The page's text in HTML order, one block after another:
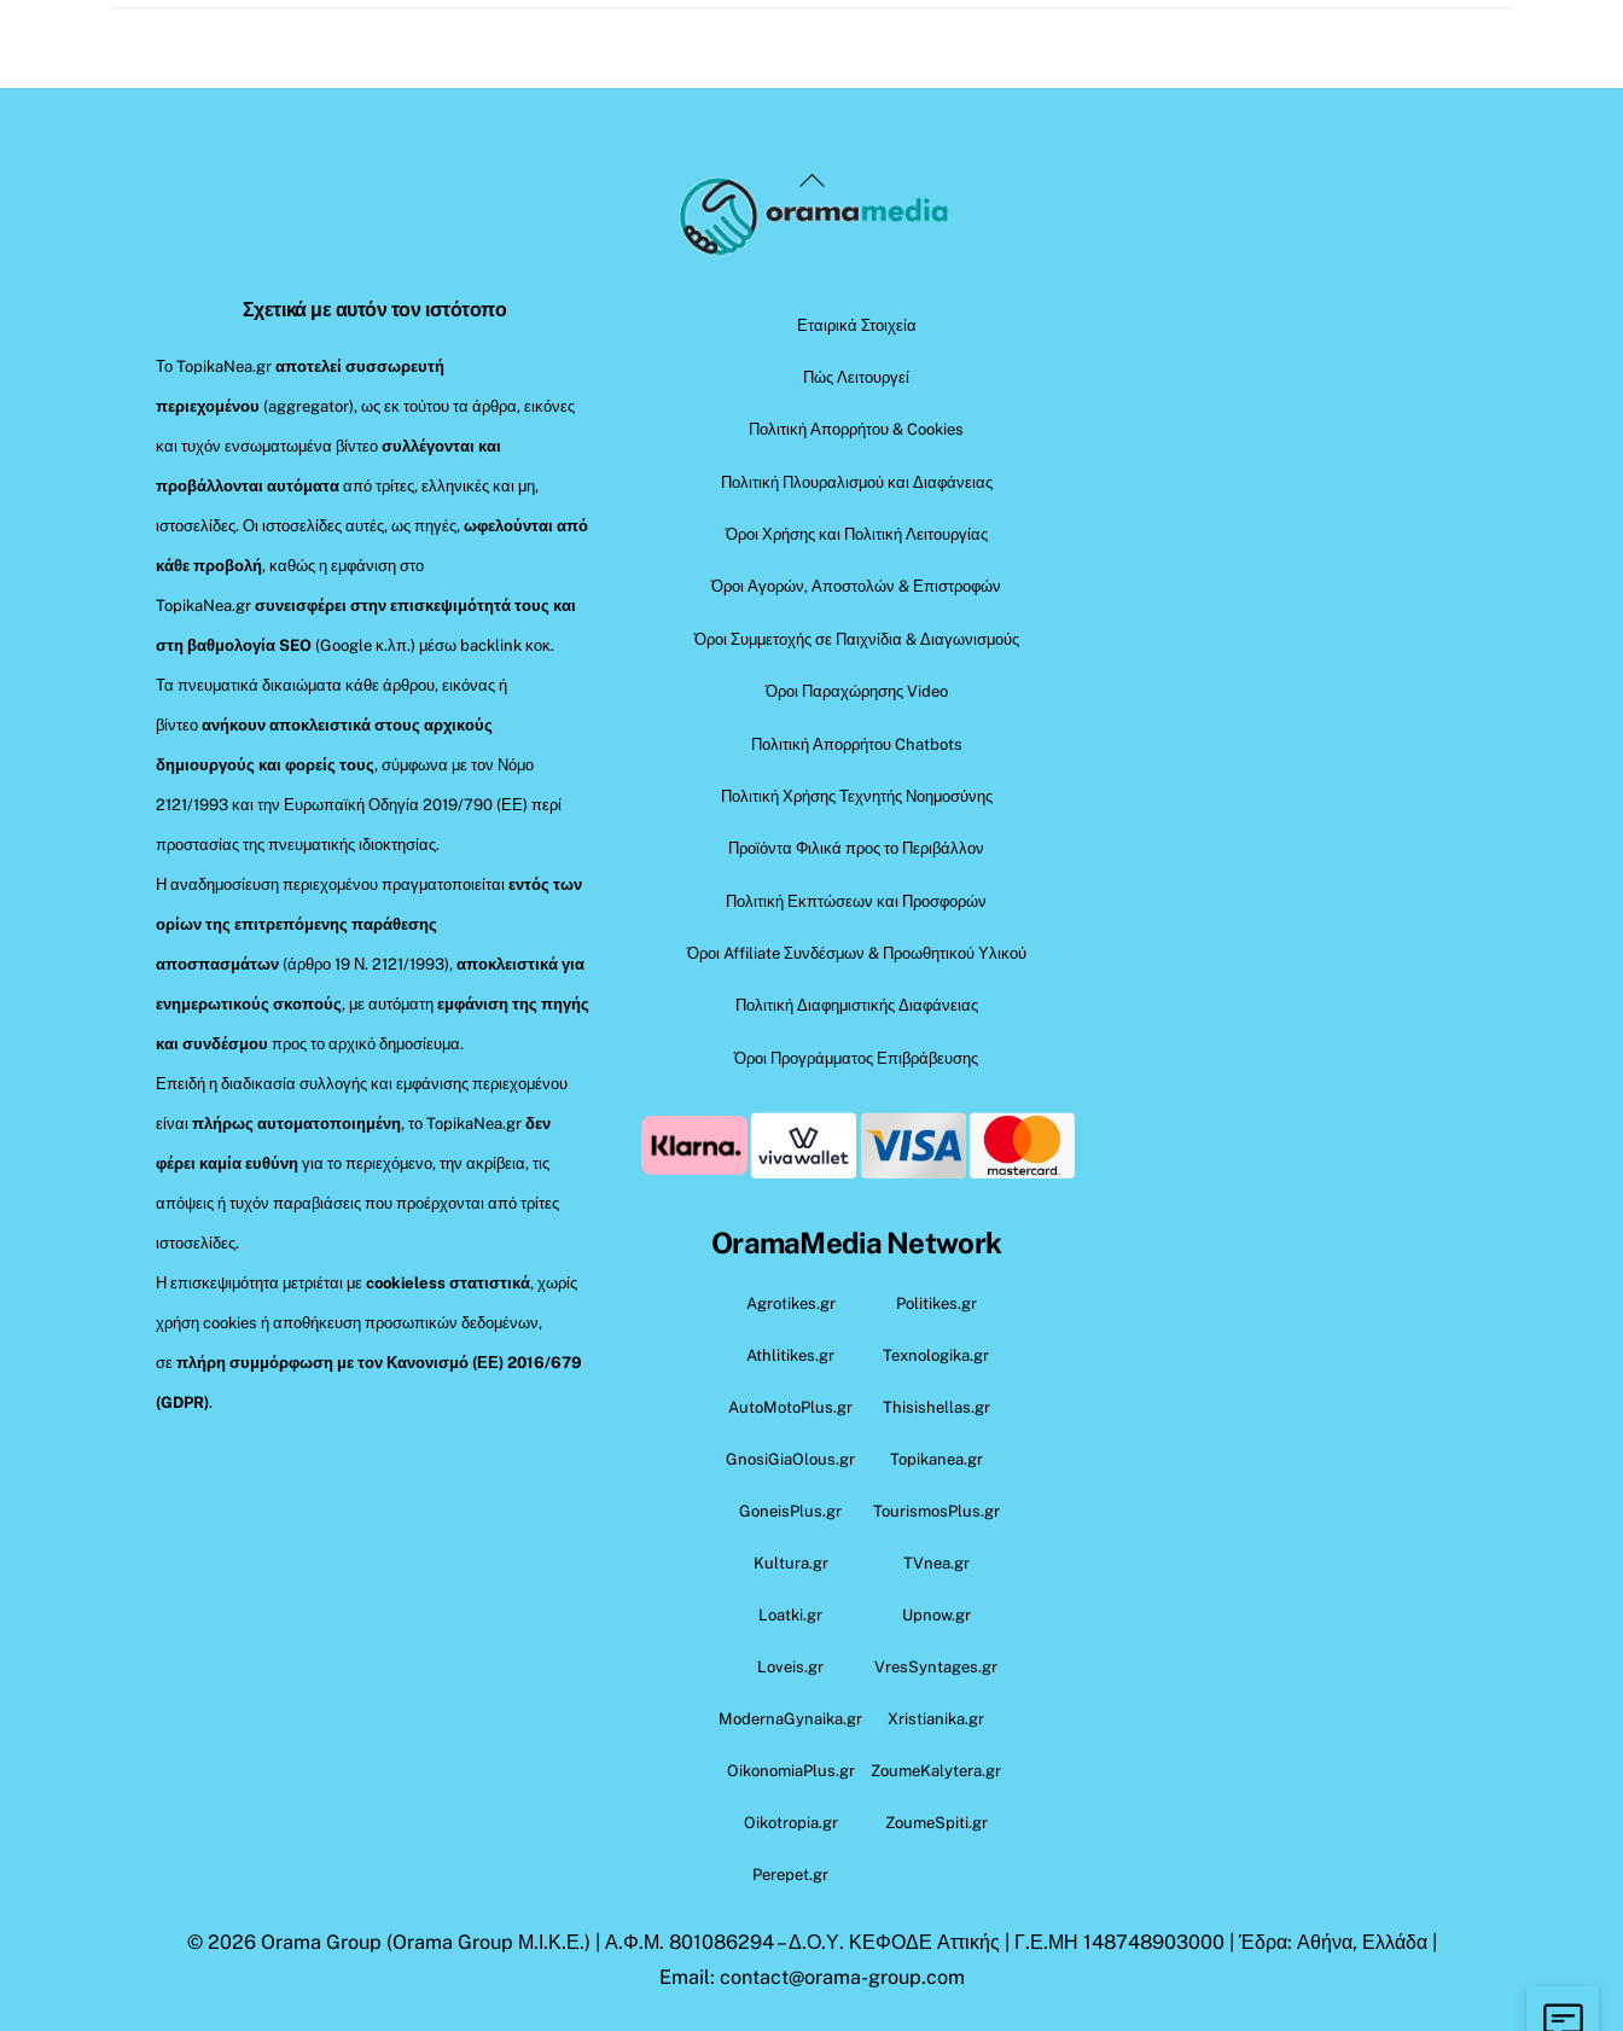
Back
To
Σχετικά με αυτόν τον ιστότοπο
Το TopikaNea.grαποτελεί συσσωρευτή
περιεχομένου (aggregator), ως εκ τούτου τα άρθρα, εικόνες
και τυχόν ενσωματωμένα βίντεοσυλλέγονται και
προβάλλονται αυτόματααπό τρίτες, ελληνικές και μη,
ιστοσελίδες. Οι ιστοσελίδες αυτές, ως πηγές,ωφελούνται από
κάθε προβολή, καθώς η εμφάνιση στο
TopikaNea.gr συνεισφέρει στην επισκεψιμότητά τους και
στη βαθμολογία SEO (Google κ.λπ.) μέσω backlink κοκ.
Τα πνευματικά δικαιώματα κάθε άρθρου, εικόνας ή
βίντεοανήκουν αποκλειστικά στους αρχικούς
δημιουργούς και φορείς τους, σύμφωνα με τον Νόμο
2121/1993 και την Ευρωπαϊκή Οδηγία 2019/790 (ΕΕ) περί
προστασίας της πνευματικής ιδιοκτησίας.
Η αναδημοσίευση περιεχομένου πραγματοποιείταιεντός των
ορίων της επιτρεπόμενης παράθεσης
αποσπασμάτων (άρθρο 19 Ν. 2121/1993), αποκλειστικά για
ενημερωτικούς σκοπούς, με αυτόματηεμφάνιση της πηγής
και συνδέσμου προς το αρχικό δημοσίευμα.
Επειδή η διαδικασία συλλογής και εμφάνισης περιεχομένου
είναιπλήρως αυτοματοποιημένη, το TopikaNea.grδεν
φέρει καμία ευθύνη για το περιεχόμενο, την ακρίβεια, τις
απόψεις ή τυχόν παραβιάσεις που προέρχονται από τρίτες
ιστοσελίδες.
Η επισκεψιμότητα μετριέται μεcookieless στατιστικά, χωρίς
χρήση cookies ή αποθήκευση προσωπικών δεδομένων,
σεπλήρη συμμόρφωση με τον Κανονισμό (ΕΕ) 2016/679
(GDPR).
Εταιρικά Στοιχεία
Πώς Λειτουργεί
Πολιτική Απορρήτου & Cookies
Πολιτική Πλουραλισμού και Διαφάνειας
Όροι Χρήσης και Πολιτική Λειτουργίας
Όροι Αγορών, Αποστολών & Επιστροφών
Όροι Συμμετοχής σε Παιχνίδια & Διαγωνισμούς
Όροι Παραχώρησης Video
Πολιτική Απορρήτου Chatbots
Πολιτική Χρήσης Τεχνητής Νοημοσύνης
Προϊόντα Φιλικά προς το Περιβάλλον
Πολιτική Εκπτώσεων και Προσφορών
Όροι Affiliate Συνδέσμων & Προωθητικού Υλικού
Πολιτική Διαφημιστικής Διαφάνειας
Όροι Προγράμματος Επιβράβευσης
OramaMedia Network
Agrotikes.gr Politikes.gr
Athlitikes.gr Texnologika.gr
AutoMotoPlus.gr Thisishellas.gr
GnosiGiaOlous.gr Topikanea.gr
GoneisPlus.gr TourismosPlus.gr
Kultura.gr TVnea.gr
Loatki.gr Upnow.gr
Loveis.gr VresSyntages.gr
ModernaGynaika.gr Xristianika.gr
OikonomiaPlus.gr ZoumeKalytera.gr
Oikotropia.gr ZoumeSpiti.gr
Perepet.gr
© 2026 Orama Group (Orama Group Μ.Ι.Κ.Ε.) | Α.Φ.Μ. 801086294 – Δ.Ο.Υ. ΚΕΦΟΔΕ Αττικής | Γ.Ε.ΜΗ 148748903000 | Έδρα: Αθήνα, Ελλάδα |
Email: contact@orama-group.com